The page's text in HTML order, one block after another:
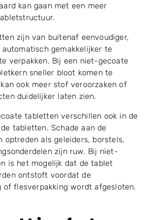
kan gaan met een meer
zijn van buitenaf eenvoudiger,
gemakkelijker te
verpakken. Bij een niet-gecoate
sneller bloot komen te
ook meer stof veroorzaken of
duidelijker laten zien.
tabletten verschillen ook in de
tabletten. Schade aan de
optreden als geleiders, borstels,
zijn ruw. Bij niet-
is het mogelijk dat de tablet
ontstoft voordat de
of flesverpakking wordt afgesloten.